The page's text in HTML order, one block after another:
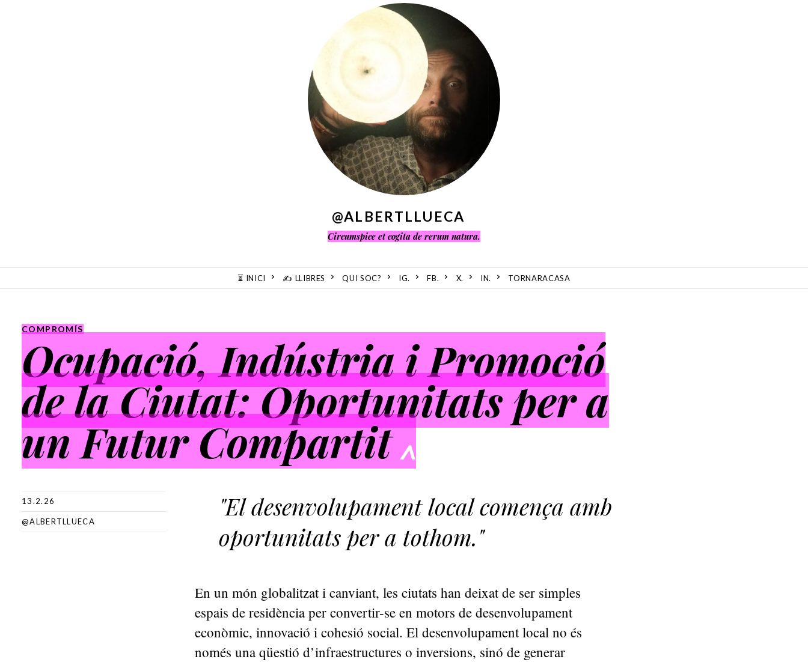
@ALBERTLLUECA
Circumspice et cogita de rerum natura.
⏳ INICI ✍️ LLIBRES QUI SOC? IG. FB. X. IN. TORNARACASA
COMPROMÍS
Ocupació, Indústria i Promoció
de la Ciutat: Oportunitats per a
un Futur Compartit ^
13.2.26
@ALBERTLLUECA
"El desenvolupament local comença amb
oportunitats per a tothom."
En un món globalitzat i canviant, les ciutats han deixat de ser simples
espais de residència per convertir-se en motors de desenvolupament
econòmic, innovació i cohesió social. El desenvolupament local no és
només una qüestió d’infraestructures o inversions, sinó de generar